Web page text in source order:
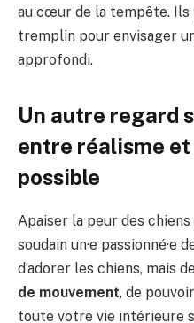
au cœur de la tempête. Ils
tremplin pour envisager
approfondi.
Un autre regard
entre réalisme
possible
Apaiser la peur des
soudain un·e passionné·e
d’adorer les chiens, mais de
de mouvement, de
toute votre vie intérieure